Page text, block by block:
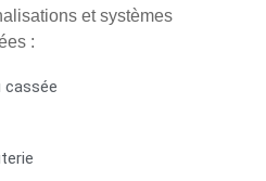
et systèmes
:
cassée